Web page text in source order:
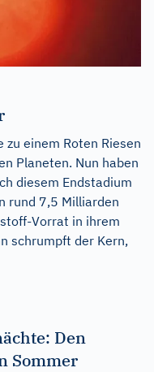
zu einem Roten Riesen
Planeten. Nun haben
diesem Endstadium
rund 7,5 Milliarden
Vorrat in ihrem
schrumpft der Kern,
Den
Sommer